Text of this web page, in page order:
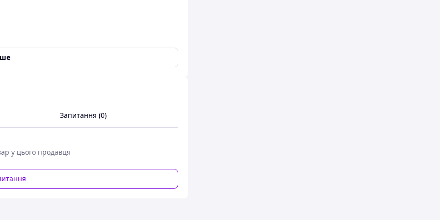
Запитання (0)
у цього продавця